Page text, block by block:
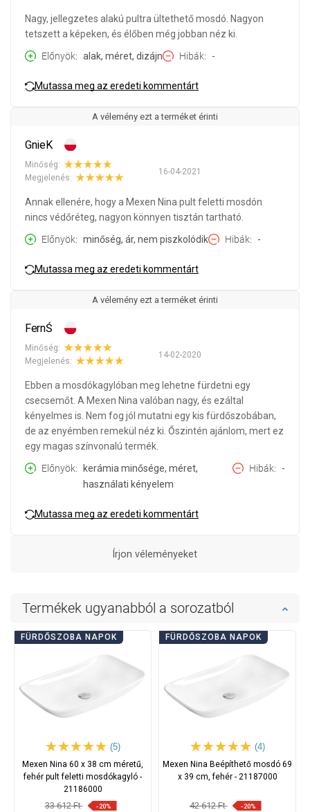
Nagy, jellegzetes alakú pultra ültethető mosdó. Nagyon
tetszett a képeken, és élőben még jobban néz ki.
Előnyök
alak, méret, dizájn Hibák -
Mutassa meg az eredeti kommentárt
A vélemény ezt a terméket érinti
GnieK
16-04-2021
Minőség:
Megjelenés:
Annak ellenére, hogy a Mexen Nina pult feletti mosdón
nincs védőréteg, nagyon könnyen tisztán tartható.
Előnyök
minőség, ár, nem piszkolódik Hibák -
Mutassa meg az eredeti kommentárt
A vélemény ezt a terméket érinti
FernŚ
14-02-2020
Minőség:
Megjelenés:
Ebben a mosdókagylóban meg lehetne fürdetni egy
csecsemőt. A Mexen Nina valóban nagy, és ezáltal
kényelmes is. Nem fog jól mutatni egy kis fürdőszobában,
de az enyémben remekül néz ki. Őszintén ajánlom, mert ez
egy magas színvonalú termék.
Előnyök
kerámia minősége, méret,
használati kényelem
Hibák -
Mutassa meg az eredeti kommentárt
Írjon véleményeket
Termékek ugyanabból a sorozatból
FÜRDŐSZOBA NAPOK
(5)
Mexen Nina 60 x 38 cm méretű,
fehér pult feletti mosdókagyló -
21186000
33 612 Ft -20%
FÜRDŐSZOBA NAPOK
(4)
Mexen Nina Beépíthető mosdó 69
x 39 cm, fehér - 21187000
42 612 Ft -20%